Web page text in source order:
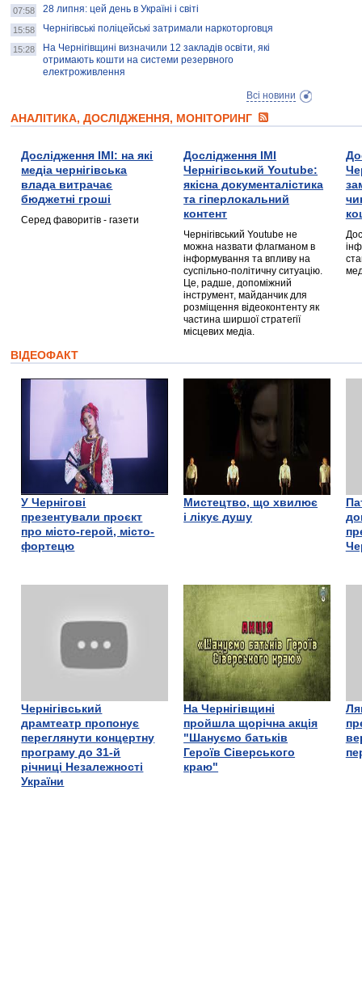
07:58 28 липня: цей день в Україні і світі
15:58 Чернігівські поліцейські затримали наркоторговця
15:28
На Чернігівщині визначили 12 закладів освіти, які
отримають кошти на системи резервного
електроживлення
Всі новини
АНАЛІТИКА, ДОСЛІДЖЕННЯ, МОНІТОРИНГ
Дослідження ІМІ: на які
медіа чернігівська
влада витрачає
бюджетні гроші
Серед фаворитів - газети
Дослідження ІМІ
Чернігівський Youtube:
якісна документалістика
та гіперлокальний
контент
Чернігівський Youtube не
можна назвати флагманом в
інформування та впливу на
суспільно-політичну ситуацію.
Це, радше, допоміжний
інструмент, майданчик для
розміщення відеоконтенту як
частина ширшої стратегії
місцевих медіа.
ВІДЕОФАКТ
У Чернігові
презентували проєкт
про місто-герой, місто-
фортецю
Мистецтво, що хвилює
і лікує душу
Чернігівський
драмтеатр пропонує
переглянути концертну
програму до 31-й
річниці Незалежності
України
На Чернігівщині
пройшла щорічна акція
"Шануємо батьків
Героїв Сіверського
краю"